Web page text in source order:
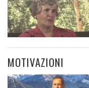
MOTIVAZIONI